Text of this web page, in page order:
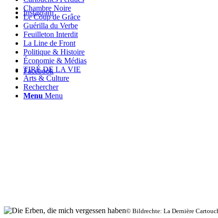
Instagram
Facebook
Chambre Noire
Le Coup de Grâce
Guérilla du Verbe
Feuilleton Interdit
La Line de Front
Politique & Histoire
Économie & Médias
TIRÉ DE LA VIE
Arts & Culture
Rechercher
Menu Menu
© Bildrechte: La Dernière